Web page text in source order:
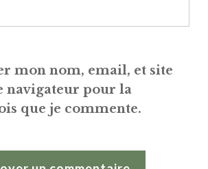
mon nom, email, et site
navigateur pour la
que je commente.